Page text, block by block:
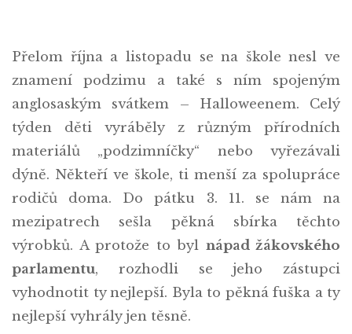
Přelom října a listopadu se na škole nesl ve
znamení podzimu a také s ním spojeným
anglosaským svátkem – Halloweenem. Celý
týden děti vyráběly z různým přírodních
materiálů „podzimníčky“ nebo vyřezávali
dýně. Někteří ve škole, ti menší za spolupráce
rodičů doma. Do pátku 3. 11. se nám na
mezipatrech sešla pěkná sbírka těchto
výrobků. A protože to byl nápad žákovského
parlamentu, rozhodli se jeho zástupci
vyhodnotit ty nejlepší. Byla to pěkná fuška a ty
nejlepší vyhrály jen těsně.